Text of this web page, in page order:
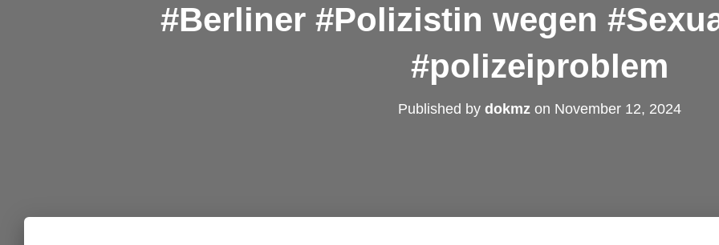
#Berliner #Polizistin wegen
#polizeiproblem
Published by dokmzon November 12, 2024